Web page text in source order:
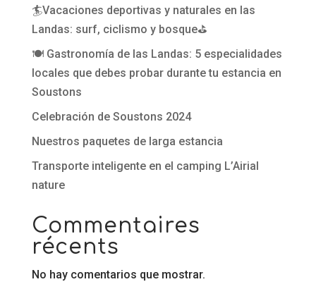
🏄Vacaciones deportivas y naturales en las
Landas: surf, ciclismo y bosque⛳
🍽️ Gastronomía de las Landas: 5 especialidades
locales que debes probar durante tu estancia en
Soustons
Celebración de Soustons 2024
Nuestros paquetes de larga estancia
Transporte inteligente en el camping L’Airial
nature
Commentaires
récents
No hay comentarios que mostrar.